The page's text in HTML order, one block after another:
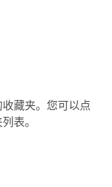
藏夹。您可以点
表。